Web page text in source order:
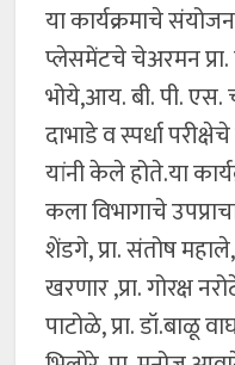
या कार्यक्रमाचे
प्लेसमेंटचे चेअरमन प्रा.
भोये,आय. बी. पी. एस.
दाभाडे व स्पर्धा
यांनी केले होते.या
कला विभागाचे
शेंडगे, प्रा. संतोष महाले,
खरणार ,प्रा. गोरक्ष
पाटोळे, प्रा. डॉ.बाळू